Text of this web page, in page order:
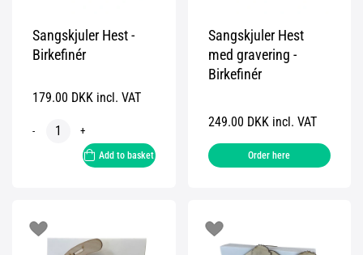
Sangskjuler Hest -
Birkefinér
179.00 DKK incl. VAT
- +
Add to basket
Sangskjuler Hest
med gravering -
Birkefinér
249.00 DKK incl. VAT
Order here